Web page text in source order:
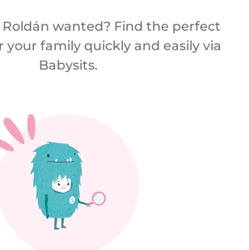
wanted? Find the perfect
your family quickly and easily via
Babysits.